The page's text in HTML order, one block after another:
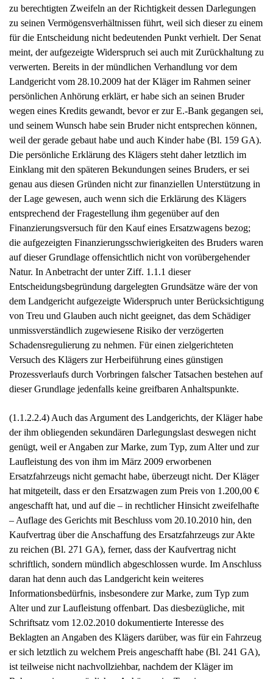
zu berechtigten Zweifeln an der Richtigkeit dessen Darlegungen
zu seinen Vermögensverhältnissen führt, weil sich dieser zu einem
für die Entscheidung nicht bedeutenden Punkt verhielt. Der Senat
meint, der aufgezeigte Widerspruch sei auch mit Zurückhaltung zu
verwerten. Bereits in der mündlichen Verhandlung vor dem
Landgericht vom 28.10.2009 hat der Kläger im Rahmen seiner
persönlichen Anhörung erklärt, er habe sich an seinen Bruder
wegen eines Kredits gewandt, bevor er zur E.-Bank gegangen sei,
und seinem Wunsch habe sein Bruder nicht entsprechen können,
weil der gerade gebaut habe und auch Kinder habe (Bl. 159 GA).
Die persönliche Erklärung des Klägers steht daher letztlich im
Einklang mit den späteren Bekundungen seines Bruders, er sei
genau aus diesen Gründen nicht zur finanziellen Unterstützung in
der Lage gewesen, auch wenn sich die Erklärung des Klägers
entsprechend der Fragestellung ihm gegenüber auf den
Finanzierungsversuch für den Kauf eines Ersatzwagens bezog;
die aufgezeigten Finanzierungsschwierigkeiten des Bruders waren
auf dieser Grundlage offensichtlich nicht von vorübergehender
Natur. In Anbetracht der unter Ziff. 1.1.1 dieser
Entscheidungsbegründung dargelegten Grundsätze wäre der von
dem Landgericht aufgezeigte Widerspruch unter Berücksichtigung
von Treu und Glauben auch nicht geeignet, das dem Schädiger
unmissverständlich zugewiesene Risiko der verzögerten
Schadensregulierung zu nehmen. Für einen zielgerichteten
Versuch des Klägers zur Herbeiführung eines günstigen
Prozessverlaufs durch Vorbringen falscher Tatsachen bestehen auf
dieser Grundlage jedenfalls keine greifbaren Anhaltspunkte.
(1.1.2.2.4) Auch das Argument des Landgerichts, der Kläger habe
der ihm obliegenden sekundären Darlegungslast deswegen nicht
genügt, weil er Angaben zur Marke, zum Typ, zum Alter und zur
Laufleistung des von ihm im März 2009 erworbenen
Ersatzfahrzeugs nicht gemacht habe, überzeugt nicht. Der Kläger
hat mitgeteilt, dass er den Ersatzwagen zum Preis von 1.200,00 €
angeschafft hat, und auf die – in rechtlicher Hinsicht zweifelhafte
– Auflage des Gerichts mit Beschluss vom 20.10.2010 hin, den
Kaufvertrag über die Anschaffung des Ersatzfahrzeugs zur Akte
zu reichen (Bl. 271 GA), ferner, dass der Kaufvertrag nicht
schriftlich, sondern mündlich abgeschlossen wurde. Im Anschluss
daran hat denn auch das Landgericht kein weiteres
Informationsbedürfnis, insbesondere zur Marke, zum Typ zum
Alter und zur Laufleistung offenbart. Das diesbezügliche, mit
Schriftsatz vom 12.02.2010 dokumentierte Interesse des
Beklagten an Angaben des Klägers darüber, was für ein Fahrzeug
er sich letztlich zu welchem Preis angeschafft habe (Bl. 241 GA),
ist teilweise nicht nachvollziehbar, nachdem der Kläger im